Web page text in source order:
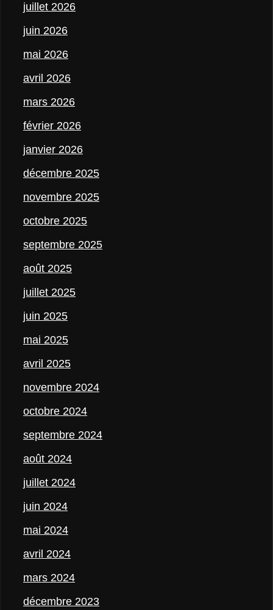
juillet 2026
juin 2026
mai 2026
avril 2026
mars 2026
février 2026
janvier 2026
décembre 2025
novembre 2025
octobre 2025
septembre 2025
août 2025
juillet 2025
juin 2025
mai 2025
avril 2025
novembre 2024
octobre 2024
septembre 2024
août 2024
juillet 2024
juin 2024
mai 2024
avril 2024
mars 2024
décembre 2023